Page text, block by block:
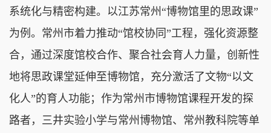
系统化与精密构建。以江苏常州“博物馆里的思政课”
为例。常州市着力推动“馆校协同”工程，强化资源整
合，通过深度馆校合作、聚合社会育人力量，创新性
地将思政课堂延伸至博物馆，充分激活了文物“以文
化人”的育人功能；作为常州市博物馆课程开发的探
路者，三井实验小学与常州博物馆、常州教科院等单